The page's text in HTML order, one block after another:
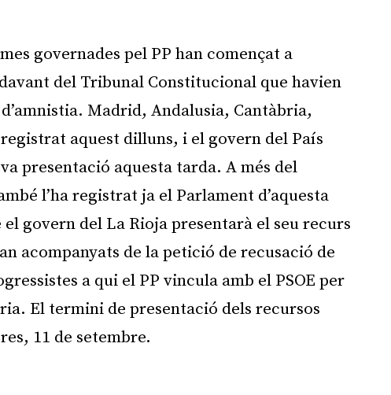
governades pel PP han començat a
del Tribunal Constitucional que havien
Madrid, Andalusia, Cantàbria,
aquest dilluns, i el govern del País
presentació aquesta tarda. A més del
l’ha registrat ja el Parlament d’aquesta
govern del La Rioja presentarà el seu recurs
acompanyats de la petició de recusació de
a qui el PP vincula amb el PSOE per
El termini de presentació dels recursos
11 de setembre.